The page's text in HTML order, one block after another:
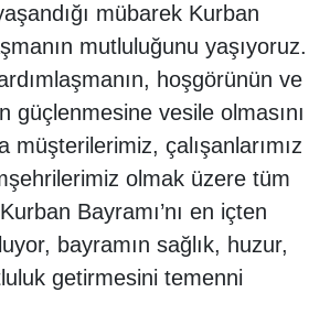
mübarek Kurban
mutluluğunu yaşıyoruz.
hoşgörünün ve
güçlenmesine vesile olmasını
müşterilerimiz, çalışanlarımız
olmak üzere tüm
Bayramı’nı en içten
bayramın sağlık, huzur,
getirmesini temenni